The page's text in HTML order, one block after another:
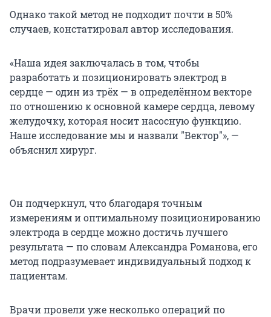
Однако такой метод не подходит почти в 50%
случаев, констатировал автор исследования.
«Наша идея заключалась в том, чтобы
разработать и позиционировать электрод в
сердце — один из трёх — в определённом векторе
по отношению к основной камере сердца, левому
желудочку, которая носит насосную функцию.
Наше исследование мы и назвали "Вектор"», —
объяснил хирург.
Он подчеркнул, что благодаря точным
измерениям и оптимальному позиционированию
электрода в сердце можно достичь лучшего
результата — по словам Александра Романова, его
метод подразумевает индивидуальный подход к
пациентам.
Врачи провели уже несколько операций по